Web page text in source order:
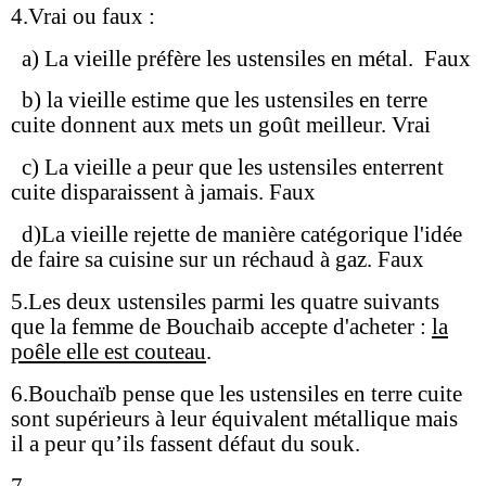
4.Vrai ou faux :
a) La vieille préfère les ustensiles en métal. Faux
b) la vieille estime que les ustensiles en terre
cuite donnent aux mets un goût meilleur. Vrai
c) La vieille a peur que les ustensiles enterrent
cuite disparaissent à jamais. Faux
d)La vieille rejette de manière catégorique l'idée
de faire sa cuisine sur un réchaud à gaz. Faux
5.Les deux ustensiles parmi les quatre suivants
que la femme de Bouchaib accepte d'acheter : la
poêle elle est couteau.
6.Bouchaïb pense que les ustensiles en terre cuite
sont supérieurs à leur équivalent métallique mais
il a peur qu’ils fassent défaut du souk.